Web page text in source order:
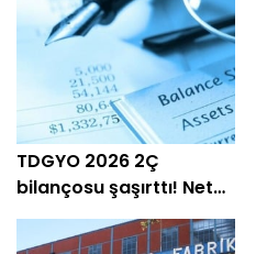
TDGYO 2026 2Ç
bilançosu şaşırttı! Net
kâr yüzde 105 bin arttı